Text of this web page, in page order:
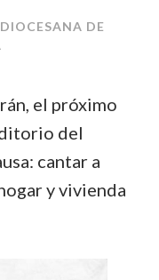
DE
el próximo
del
cantar a
y vivienda